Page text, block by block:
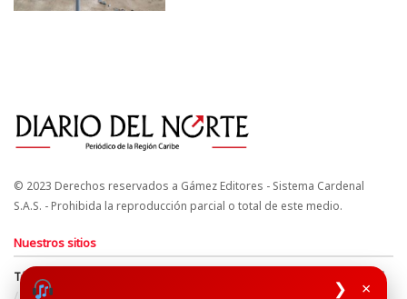
❯ ×
© 2023 Derechos reservados a Gámez Editores - Sistema Cardenal
S.A.S. - Prohibida la reproducción parcial o total de este medio.
Nuestros sitios
Términos y Condiciones
Derechos de Autor y Propiedad Intelectual